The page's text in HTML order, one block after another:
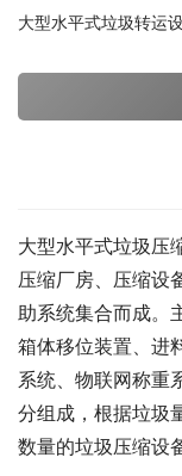
大型水平式垃圾转运
大型水平式垃圾压
压缩厂房、压缩设
助系统集合而成。
箱体移位装置、进
系统、物联网称重
分组成，根据垃圾
数量的垃圾压缩设